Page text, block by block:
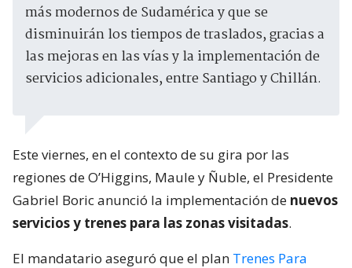
más modernos de Sudamérica y que se
disminuirán los tiempos de traslados, gracias a
las mejoras en las vías y la implementación de
servicios adicionales, entre Santiago y Chillán.
Este viernes, en el contexto de su gira por las
regiones de O’Higgins, Maule y Ñuble, el Presidente
Gabriel Boric anunció la implementación de nuevos
servicios y trenes para las zonas visitadas.
El mandatario aseguró que el plan Trenes Para